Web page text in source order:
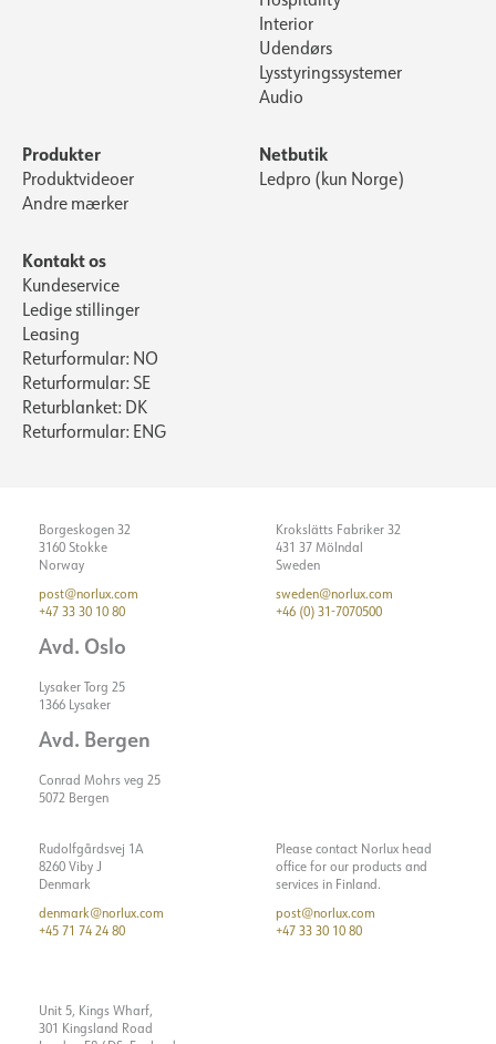
Interior
Udendørs
Lysstyringssystemer
Audio
Produkter
Produktvideoer
Andre mærker
Netbutik
Ledpro (kun Norge)
Kontakt os
Kundeservice
Ledige stillinger
Leasing
Returformular: NO
Returformular: SE
Returblanket: DK
Returformular: ENG
Borgeskogen 32
3160 Stokke
Norway
post@norlux.com
+47 33 30 10 80
Avd. Oslo
Lysaker Torg 25
1366 Lysaker
Avd. Bergen
Conrad Mohrs veg 25
5072 Bergen
Krokslätts Fabriker 32
431 37 Mölndal
Sweden
sweden@norlux.com
+46 (0) 31-7070500
Rudolfgårdsvej 1A
8260 Viby J
Denmark
denmark@norlux.com
+45 71 74 24 80
Please contact Norlux head
office for our products and
services in Finland.
post@norlux.com
+47 33 30 10 80
Unit 5, Kings Wharf,
301 Kingsland Road